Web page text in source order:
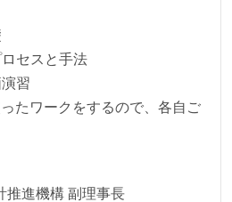
セスと手法
習
たワークをするので、各自ご
推進機構 副理事長